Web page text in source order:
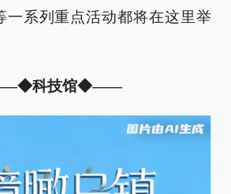
一系列重点活动都将在这里举
科技馆◆——